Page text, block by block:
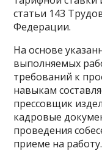
статьи 143
Федерации.
На основе
выполняемых
требований к
навыкам
прессовщик
кадровые
проведения
приеме на работу.